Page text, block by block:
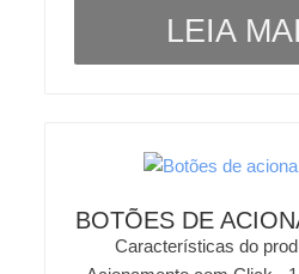
LEIA
BOTÕES DE
Características do